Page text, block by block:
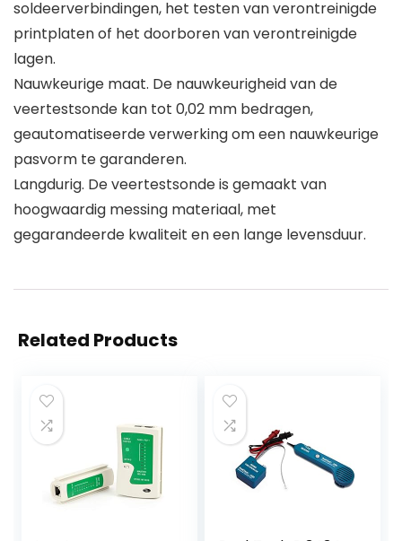
soldeerverbindingen, het testen van verontreinigde
printplaten of het doorboren van verontreinigde
lagen.
Nauwkeurige maat. De nauwkeurigheid van de
veertestsonde kan tot 0,02 mm bedragen,
geautomatiseerde verwerking om een ​​nauwkeurige
pasvorm te garanderen.
Langdurig. De veertestsonde is gemaakt van
hoogwaardig messing materiaal, met
gegarandeerde kwaliteit en een lange levensduur.
Related Products